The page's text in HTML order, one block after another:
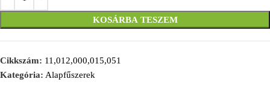
KOSÁRBA TESZEM
Cikkszám: 11,012,000,015,051
Kategória: Alapfűszerek